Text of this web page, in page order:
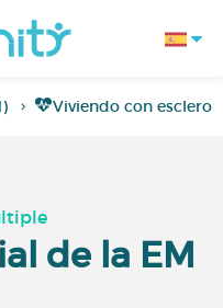
Viviendo con
de la EM